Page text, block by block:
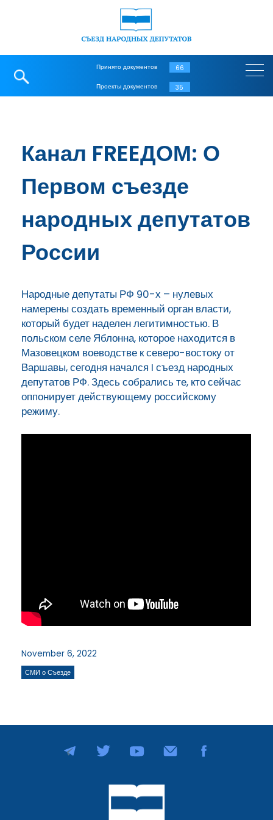
Принято документов 66
Проекты документов 35
Канал FREEДОМ: О
Первом съезде
народных депутатов
России
Народные депутаты РФ 90-х – нулевых
намерены создать временный орган власти,
который будет наделен легитимностью. В
польском селе Яблонна, которое находится в
Мазовецком воеводстве к северо-востоку от
Варшавы, сегодня начался I съезд народных
депутатов РФ. Здесь собрались те, кто сейчас
оппонирует действующему российскому
режиму.
November 6, 2022
СМИ о Съезде